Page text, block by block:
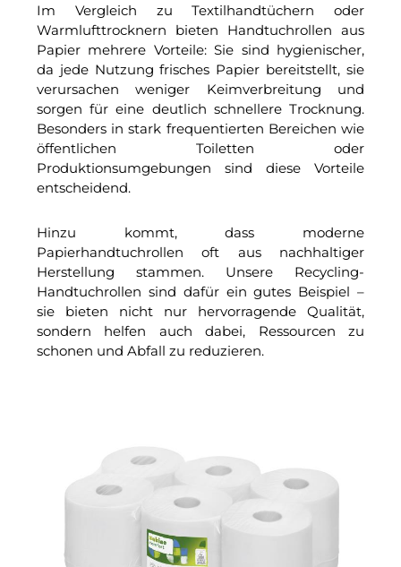
Im Vergleich zu Textilhandtüchern oder
Warmlufttrocknern bieten Handtuchrollen aus
Papier mehrere Vorteile: Sie sind hygienischer,
da jede Nutzung frisches Papier bereitstellt, sie
verursachen weniger Keimverbreitung und
sorgen für eine deutlich schnellere Trocknung.
Besonders in stark frequentierten Bereichen wie
öffentlichen Toiletten oder
Produktionsumgebungen sind diese Vorteile
entscheidend.
Hinzu kommt, dass moderne
Papierhandtuchrollen oft aus nachhaltiger
Herstellung stammen. Unsere Recycling-
Handtuchrollen sind dafür ein gutes Beispiel –
sie bieten nicht nur hervorragende Qualität,
sondern helfen auch dabei, Ressourcen zu
schonen und Abfall zu reduzieren.